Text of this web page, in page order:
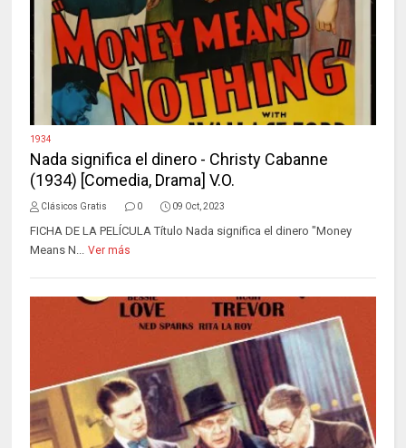
1934
Nada significa el dinero - Christy Cabanne
(1934) [Comedia, Drama] V.O.
Clásicos Gratis 0 09 Oct, 2023
FICHA DE LA PELÍCULA Título Nada significa el dinero "Money
Means N... Ver más